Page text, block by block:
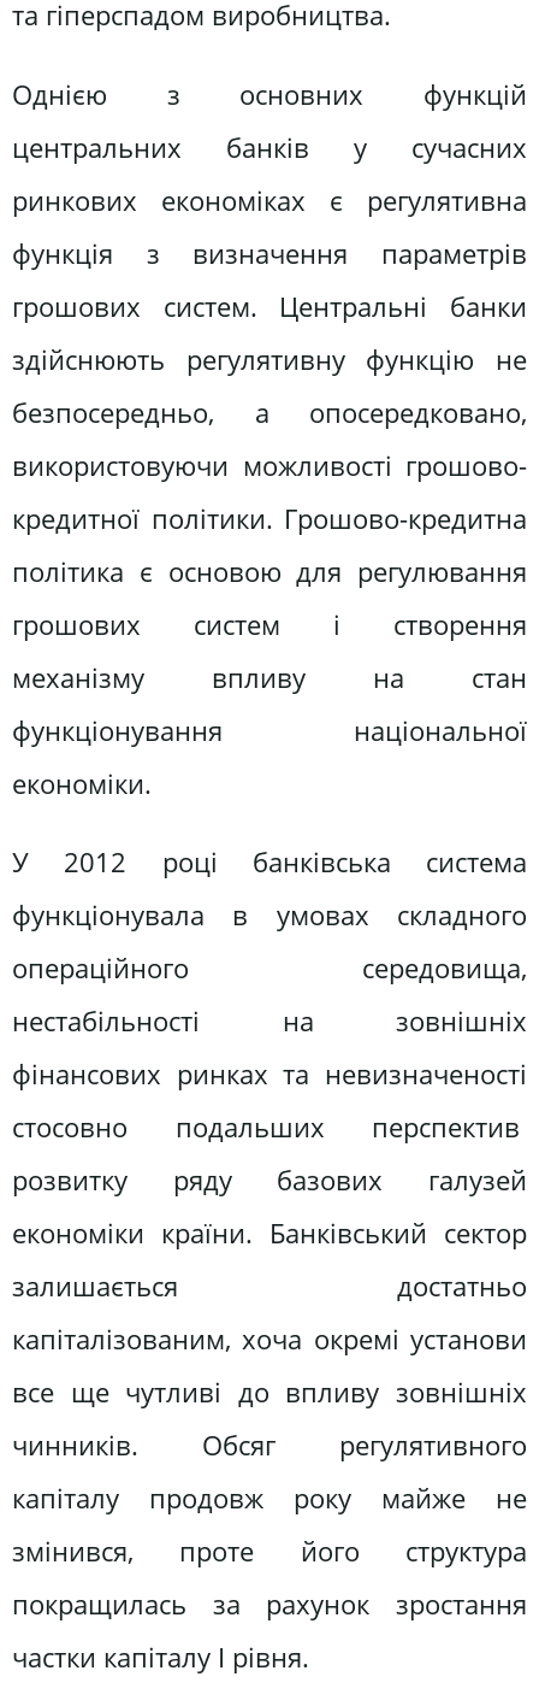
та гіперспадом виробництва.
Однією з основних функцій
центральних банків у сучасних
ринкових економіках є регулятивна
функція з визначення параметрів
грошових систем. Центральні банки
здійснюють регулятивну функцію не
безпосередньо, а опосередковано,
використовуючи можливості грошово-
кредитної політики. Грошово-кредитна
політика є основою для регулювання
грошових систем і створення
механізму впливу на стан
функціонування національної
економіки.
У 2012 році банківська система
функціонувала в умовах складного
операційного середовища,
нестабільності на зовнішніх
фінансових ринках та невизначеності
стосовно подальших перспектив
розвитку ряду базових галузей
економіки країни. Банківський сектор
залишається достатньо
капіталізованим, хоча окремі установи
все ще чутливі до впливу зовнішніх
чинників. Обсяг регулятивного
капіталу продовж року майже не
змінився, проте його структура
покращилась за рахунок зростання
частки капіталу І рівня.